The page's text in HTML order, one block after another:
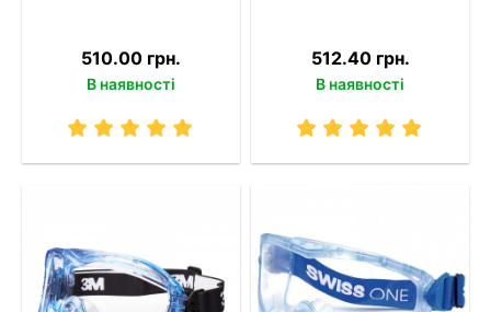
510.00 грн.
В наявності
512.40 грн.
В наявності